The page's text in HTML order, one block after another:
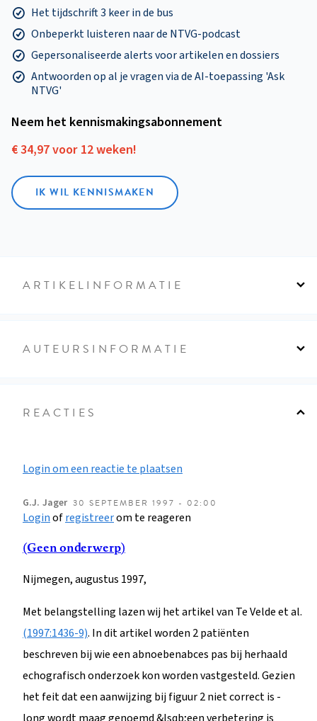
Het tijdschrift 3 keer in de bus
Onbeperkt luisteren naar de NTVG-podcast
Gepersonaliseerde alerts voor artikelen en dossiers
Antwoorden op al je vragen via de AI-toepassing 'Ask
NTVG'
Neem het kennismakings­abonnement
€ 34,97 voor 12 weken!
IK WIL KENNISMAKEN
ARTIKELINFORMATIE
AUTEURSINFORMATIE
REACTIES
Login om een reactie te plaatsen
G.J. Jager 30 SEPTEMBER 1997 - 02:00
Loginofregistreerom te reageren
(Geen onderwerp)
Nijmegen, augustus 1997,
Met belangstelling lazen wij het artikel van Te Velde et al.
(1997:1436-9). In dit artikel worden 2 patiënten
beschreven bij wie een abnoebenabces pas bij herhaald
echografisch onderzoek kon worden vastgesteld. Gezien
het feit dat een aanwijzing bij figuur 2 niet correct is -